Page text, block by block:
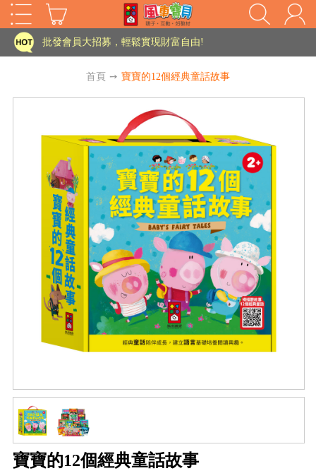
HOT
批發會員大招募，輕鬆實現財富自由!
老師您好!!幼教會員火熱招募中~
海外購物免煩惱！點我查看『海外購物流程說明』
批發會員大招募，輕鬆實現財富自由!
老師您好!!幼教會員火熱招募中~
海外購物免煩惱！點我查看『海外購物流程說明』
首頁 ➙ 寶寶的12個經典童話故事
寶寶的12個經典童話故事